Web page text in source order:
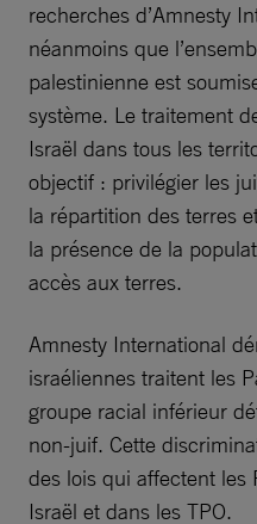
recherches d’Amnesty
néanmoins que
palestinienne est
système. Le traitement
Israël dans tous les
objectif : privilégier les
la répartition des terres
la présence de la
accès aux terres.
Amnesty International
israéliennes traitent les
groupe racial inférieur
non-juif. Cette
des lois qui affectent les
Israël et dans les TPO.